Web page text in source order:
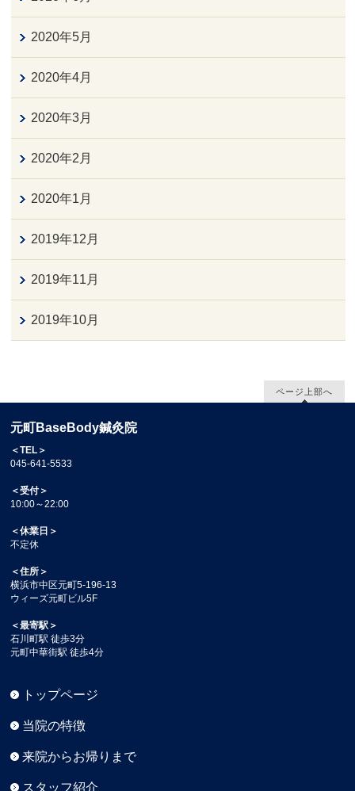
2020年5月
2020年4月
2020年3月
2020年2月
2020年1月
2019年12月
2019年11月
2019年10月
ページ上部へ
元町BaseBody鍼灸院
＜TEL＞
045-641-5533
＜受付＞
10:00～22:00
＜休業日＞
不定休
＜住所＞
横浜市中区元町5-196-13
ウィーズ元町ビル5F
＜最寄駅＞
石川町駅 徒歩3分
元町中華街駅 徒歩4分
トップページ
当院の特徴
来院からお帰りまで
スタッフ紹介